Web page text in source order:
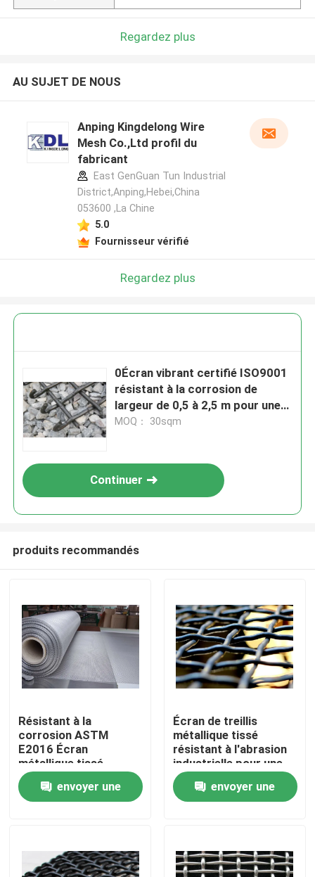
À la maison
Le spectacle VR
Regardez plus
AU SUJET DE NOUS
Anping Kingdelong Wire
Mesh Co.,Ltd profil du
fabricant
East GenGuan Tun Industrial
District,Anping,Hebei,China
053600 ,La Chine
5.0
Fournisseur vérifié
Regardez plus
0Écran vibrant certifié ISO9001
résistant à la corrosion de
largeur de 0,5 à 2,5 m pour une
utilisation industrielle
MOQ： 30sqm
Continuer
produits recommandés
Résistant à la
corrosion ASTM
E2016 Écran
métallique tissé
standard résistant aux
chocs lourdsenvoyer une
Écran de treillis
métallique tissé
résistant à l'abrasion
industrielle pour une
résistance à la
corrosion et aux
chocs
envoyer une